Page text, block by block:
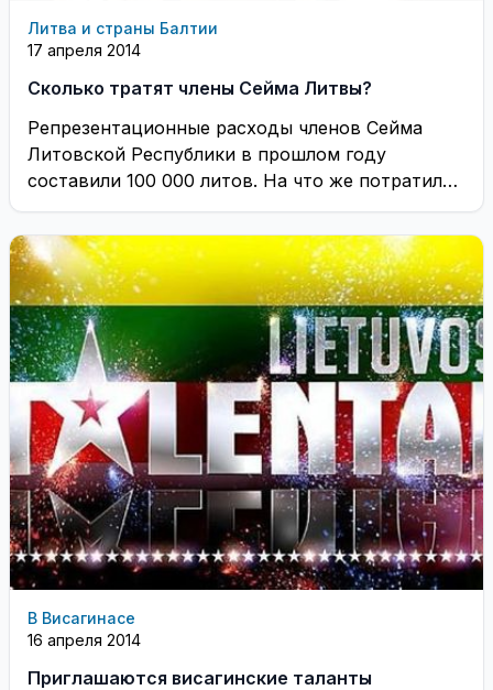
Литва и страны Балтии
17 апреля 2014
Сколько тратят члены Сейма Литвы?
Репрезентационные расходы членов Сейма
Литовской Республики в прошлом году
составили 100 000 литов. На что же потратили
такую сумму работники ...
В Висагинасе
16 апреля 2014
Приглашаются висагинские таланты